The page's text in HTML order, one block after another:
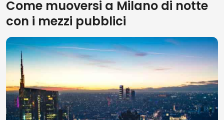
Come muoversi a Milano di notte
con i mezzi pubblici